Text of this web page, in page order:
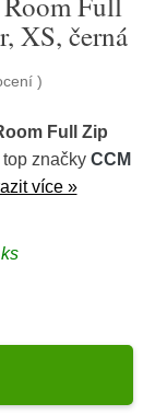
XS, černá
)
Full Zip
značky CCM
více »